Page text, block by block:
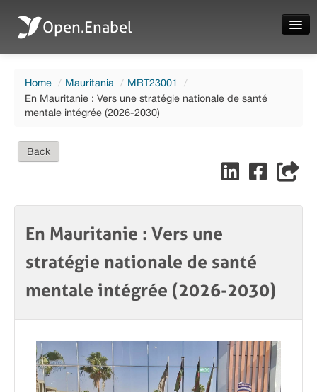
Open.Enabel
About
Projects
News
Language
Login
Home / Mauritania / MRT23001
/
En Mauritanie : Vers une stratégie nationale de santé
mentale intégrée (2026-2030)
Back
En Mauritanie : Vers une
stratégie nationale de santé
mentale intégrée (2026-2030)